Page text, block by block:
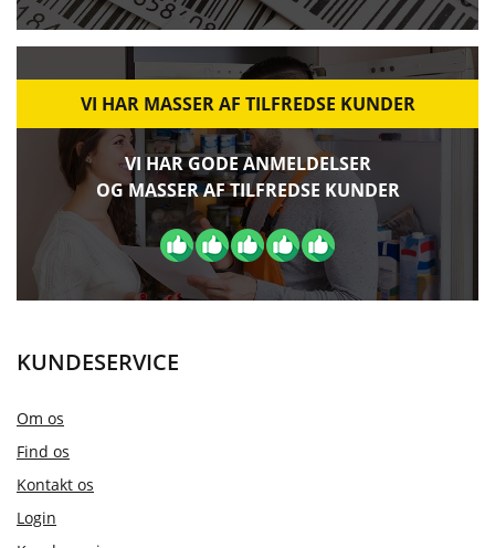
VI HAR MASSER AF TILFREDSE KUNDER
VI HAR GODE ANMELDELSER
OG MASSER AF TILFREDSE KUNDER
KUNDESERVICE
Om os
Find os
Kontakt os
Login